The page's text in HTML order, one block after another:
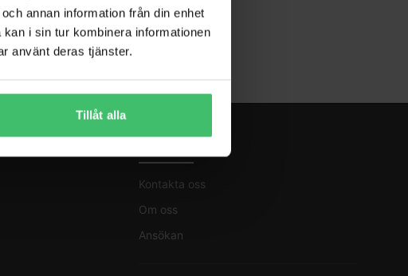
annan information från din enhet
i sin tur kombinera informationen
använt deras tjänster.
Tillåt alla
Coaching
Kontakta oss
Om oss
Ansökan